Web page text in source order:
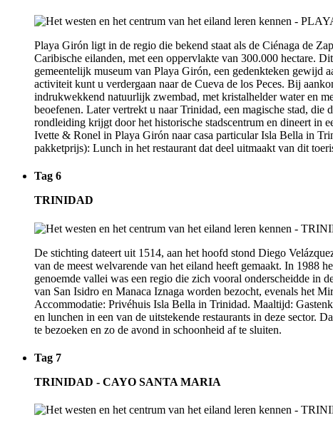
Playa Girón ligt in de regio die bekend staat als de Ciénaga de
Caribische eilanden, met een oppervlakte van 300.000 hectare.
gemeentelijk museum van Playa Girón, een gedenkteken gewijd
activiteit kunt u verdergaan naar de Cueva de los Peces. Bij
indrukwekkend natuurlijk zwembad, met kristalhelder water en
beoefenen. Later vertrekt u naar Trinidad, een magische stad,
rondleiding krijgt door het historische stadscentrum en dineert in
Ivette & Ronel in Playa Girón naar casa particular Isla Bella in
pakketprijs): Lunch in het restaurant dat deel uitmaakt van dit
Tag 6
TRINIDAD
De stichting dateert uit 1514, aan het hoofd stond Diego
van de meest welvarende van het eiland heeft gemaakt. In 1988
genoemde vallei was een regio die zich vooral onderscheidde in
van San Isidro en Manaca Iznaga worden bezocht, evenals het
Accommodatie: Privéhuis Isla Bella in Trinidad. Maaltijd:
en lunchen in een van de uitstekende restaurants in deze sector.
te bezoeken en zo de avond in schoonheid af te sluiten.
Tag 7
TRINIDAD - CAYO SANTA MARIA